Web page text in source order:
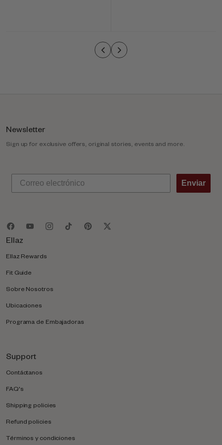
Newsletter
Sign up for exclusive offers, original stories, events and more.
Enviar
Ellaz
Ellaz Rewards
Fit Guide
Sobre Nosotros
Ubicaciones
Programa de Embajadoras
Support
Contáctanos
FAQ's
Shipping policies
Refund policies
Términos y condiciones